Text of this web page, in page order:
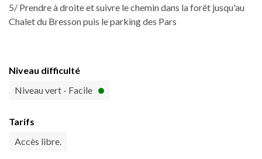
5/ Prendre à droite et suivre le chemin dans la forêt jusqu'au
Chalet du Bresson puis le parking des Pars
Niveau difficulté
Niveau vert - Facile
Tarifs
Accès libre.